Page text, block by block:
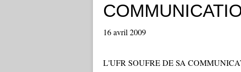
16 avril 2009
L'UFR SOUFRE DE SA